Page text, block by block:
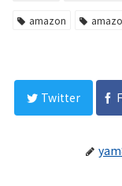
amazon
Twitter